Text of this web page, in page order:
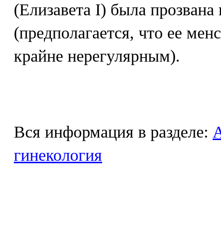
(Елизавета I) была
(предполагается, что ее
крайне нерегулярным).
Вся информация в разделе:
гинекология